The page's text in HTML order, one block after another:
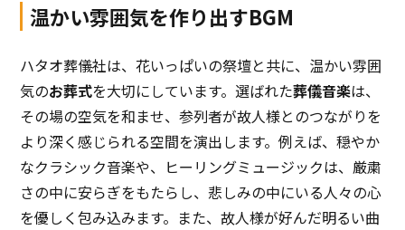
温かい雰囲気を作り出すBGM
ハタオ葬儀社は、花いっぱいの祭壇と共に、温かい雰囲
気のお葬式を大切にしています。選ばれた葬儀音楽は、
その場の空気を和ませ、参列者が故人様とのつながりを
より深く感じられる空間を演出します。例えば、穏やか
なクラシック音楽や、ヒーリングミュージックは、厳粛
さの中に安らぎをもたらし、悲しみの中にいる人々の心
を優しく包み込みます。また、故人様が好んだ明るい曲